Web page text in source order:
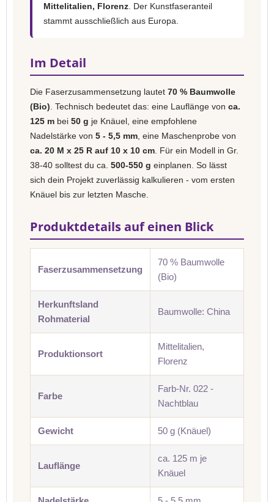
Mittelitalien, Florenz . Der Kunstfaseranteil
stammt ausschließlich aus Europa.
Im Detail
Die Faserzusammensetzung lautet 70 % Baumwolle
(Bio) . Technisch bedeutet das: eine Lauflänge von ca.
125 m bei 50 g je Knäuel, eine empfohlene
Nadelstärke von 5 - 5,5 mm , eine Maschenprobe von
ca. 20 M x 25 R auf 10 x 10 cm . Für ein Modell in Gr.
38-40 solltest du ca. 500-550 g einplanen. So lässt
sich dein Projekt zuverlässig kalkulieren - vom ersten
Knäuel bis zur letzten Masche.
Produktdetails auf einen Blick
Faserzusammensetzung
70 % Baumwolle
(Bio)
Herkunftsland
Rohmaterial
Baumwolle: China
Produktionsort
Mittelitalien,
Florenz
Farbe
Farb-Nr. 022 -
Nachtblau
Gewicht 50 g (Knäuel)
Lauflänge
ca. 125 m je
Knäuel